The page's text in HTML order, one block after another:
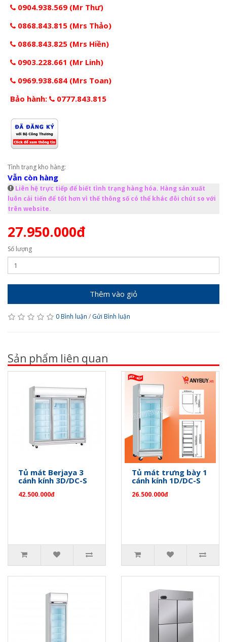
0904.938.569 (Mr Thư)
0868.843.815 (Mrs Thảo)
0868.843.825 (Mrs Hiền)
0903.228.661 (Mr Linh)
0969.938.684 (Mrs Toan)
Bảo hành:
0777.843.815
Tình trạng kho hàng:
Vẫn còn hàng
Liên hệ trực tiếp để biết tình trạng hàng hóa. Hàng sản xuất
luôn cải tiến để tốt hơn vì thế thông số có thể khác đôi chút so với
trên website.
27.950.000đ
Số lượng
Thêm vào giỏ
0 Bình luận / Gửi Bình luận
Sản phẩm liên quan
Tủ mát Berjaya 3
cánh kính 3D/DC-S
42.500.000đ
Tủ mát trưng bày 1
cánh kính 1D/DC-S
26.500.000đ